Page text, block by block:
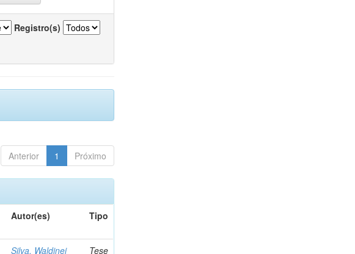
Registro(s)
Anterior 1 Próximo
Autor(es) Tipo
Silva, Waldinei Tese